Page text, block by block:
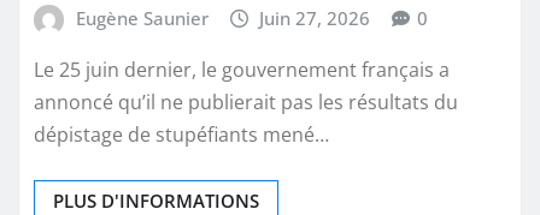
Eugène Saunier Juin 27, 2026 0
Le 25 juin dernier, le gouvernement français a
annoncé qu’il ne publierait pas les résultats du
dépistage de stupéfiants mené…
PLUS D'INFORMATIONS